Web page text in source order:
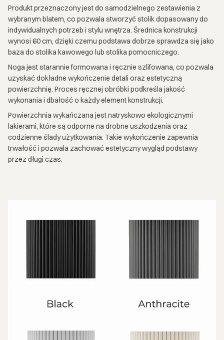
Produkt przeznaczony jest do samodzielnego zestawienia z
wybranym blatem, co pozwala stworzyć stolik dopasowany do
indywidualnych potrzeb i stylu wnętrza. Średnica konstrukcji
wynosi 60 cm, dzięki czemu podstawa dobrze sprawdza się jako
baza do stolika kawowego lub stolika pomocniczego.
Noga jest starannie formowana i ręcznie szlifowana, co pozwala
uzyskać dokładne wykończenie detali oraz estetyczną
powierzchnię. Proces ręcznej obróbki podkreśla jakość
wykonania i dbałość o każdy element konstrukcji.
Powierzchnia wykańczana jest natryskowo ekologicznymi
lakierami, które są odporne na drobne uszkodzenia oraz
codzienne ślady użytkowania. Takie wykończenie zapewnia
trwałość i pozwala zachować estetyczny wygląd podstawy
przez długi czas.